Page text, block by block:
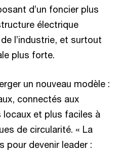
d’un foncier plus
électrique
l’industrie, et surtout
plus forte.
un nouveau modèle :
connectés aux
et plus faciles à
de circularité. « La
pour devenir leader :